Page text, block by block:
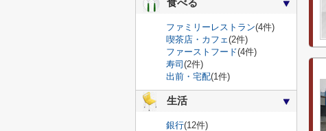
食べる
ファミリーレストラン(4件)
喫茶店・カフェ(2件)
ファーストフード(4件)
寿司 (2件)
出前・宅配(1件)
生活
銀行(12件)